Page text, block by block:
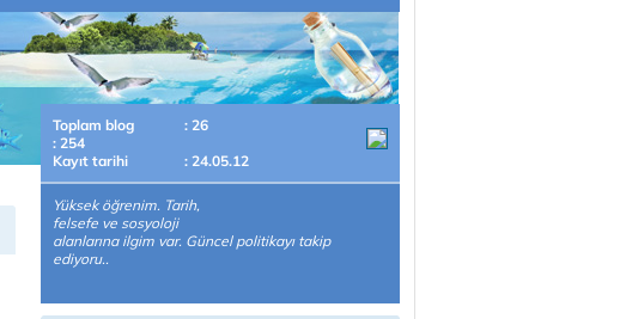
Toplam blog
: 26
: 254
Kayıt tarihi
: 24.05.12
Yüksek öğrenim. Tarih,
felsefe ve sosyoloji
alanlarına ilgim var. Güncel politikayı takip
ediyoru..